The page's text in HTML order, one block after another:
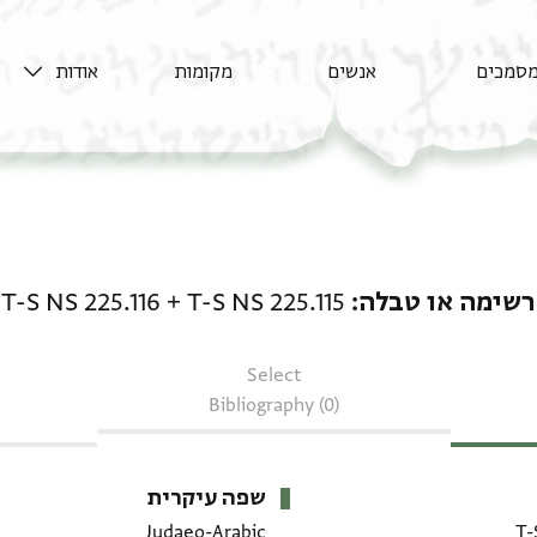
מסמכים אנשים מקומות אודות
רשימה או טבלה T-S NS 225.115
+
T-S NS 225.116
Select
Bibliography (0)
שפה עיקרית